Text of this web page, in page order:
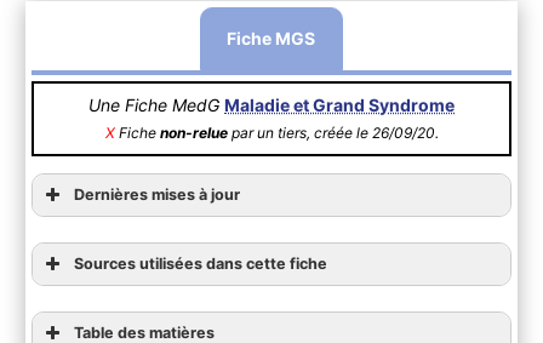
Fiche MGS
Une Fiche MedG Maladie et Grand Syndrome
XFiche non-reluepar un tiers, créée le 26/09/20.
Dernières mises à jour
Sources utilisées dans cette fiche
Table des matières